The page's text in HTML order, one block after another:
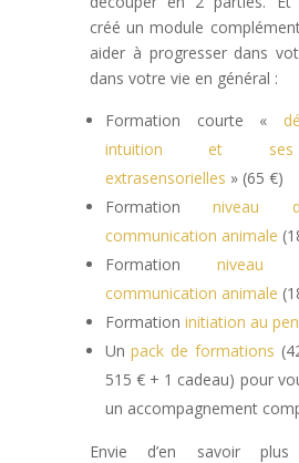
créé un module
aider à progresser dans
dans votre vie en général :
Formation courte «
intuition et ses
extrasensorielles » (65 €)
Formationniveau
communication animale
Formationniveau
communication animale
Formation initiation au
Unpack de formations
515 € + 1 cadeau) pour
un accompagnement
Envie d’en savoir